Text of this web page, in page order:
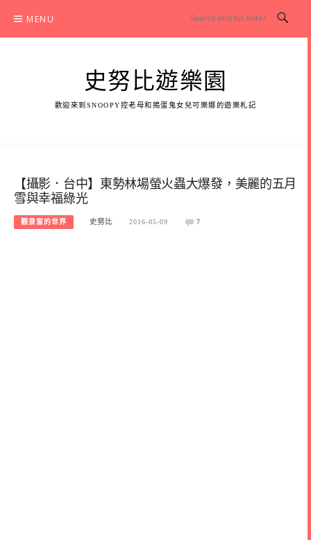
content
MENU
史努比遊樂園
歡迎來到SNOOPY控老母和搗蛋鬼女兒可樂娜的遊樂札記
【攝影．台中】東勢林場螢火蟲大爆發，美麗的五月
雪與幸福綠光
觀景窗的世界 史努比 2016-05-09 7